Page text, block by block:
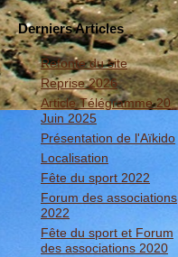
Derniers Articles
Refonte du site
Reprise 2026
Article Télégramme 20
Juin 2025
Présentation de l'Aïkido
Localisation
Fête du sport 2022
Forum des associations
2022
Fête du sport et Forum
des associations 2020